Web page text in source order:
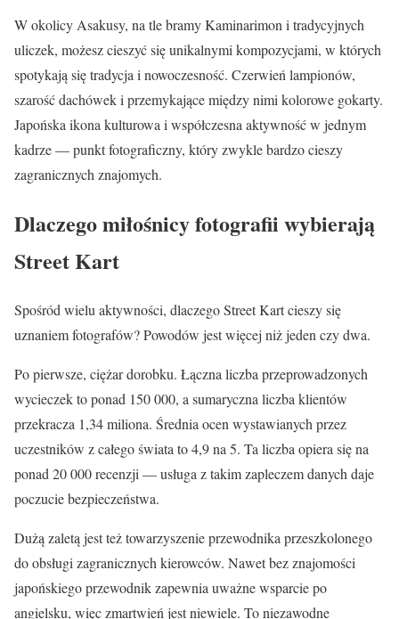
W okolicy Asakusy, na tle bramy Kaminarimon i tradycyjnych
uliczek, możesz cieszyć się unikalnymi kompozycjami, w których
spotykają się tradycja i nowoczesność. Czerwień lampionów,
szarość dachówek i przemykające między nimi kolorowe gokarty.
Japońska ikona kulturowa i współczesna aktywność w jednym
kadrze — punkt fotograficzny, który zwykle bardzo cieszy
zagranicznych znajomych.
Dlaczego miłośnicy fotografii wybierają
Street Kart
Spośród wielu aktywności, dlaczego Street Kart cieszy się
uznaniem fotografów? Powodów jest więcej niż jeden czy dwa.
Po pierwsze, ciężar dorobku. Łączna liczba przeprowadzonych
wycieczek to ponad 150 000, a sumaryczna liczba klientów
przekracza 1,34 miliona. Średnia ocen wystawianych przez
uczestników z całego świata to 4,9 na 5. Ta liczba opiera się na
ponad 20 000 recenzji — usługa z takim zapleczem danych daje
poczucie bezpieczeństwa.
Dużą zaletą jest też towarzyszenie przewodnika przeszkolonego
do obsługi zagranicznych kierowców. Nawet bez znajomości
japońskiego przewodnik zapewnia uważne wsparcie po
angielsku, więc zmartwień jest niewiele. To niezawodne